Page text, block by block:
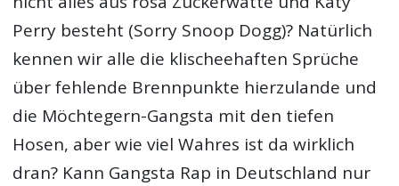
Perry besteht (Sorry Snoop Dogg)? Natürlich
kennen wir alle die klischeehaften Sprüche
über fehlende Brennpunkte hierzulande und
die Möchtegern-Gangsta mit den tiefen
Hosen, aber wie viel Wahres ist da wirklich
dran? Kann Gangsta Rap in Deutschland nur